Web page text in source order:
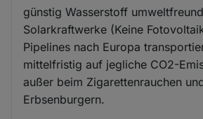
günstig Wasserstoff
Solarkraftwerke (Keine
Pipelines nach Europa
mittelfristig auf jegliche CO2-
außer beim Zigarettenrauchen
Erbsenburgern.